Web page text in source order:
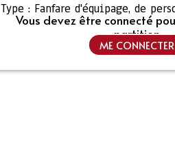
Type : Fanfare d'équipage, de
Vous devez être connecté
partition
ME CONNECTER